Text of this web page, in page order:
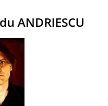
ANDRIESCU